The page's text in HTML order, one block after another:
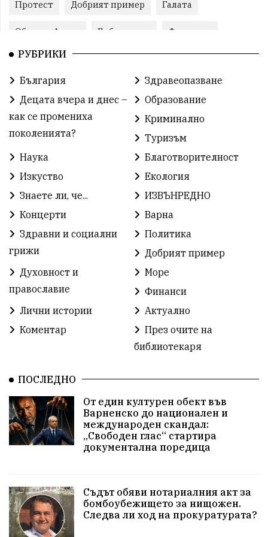
Протест Добрият пример Галата
Община Аврен Библиотека Фестивал
Финанси
Театър Спорт за деца История
Градски транспорт Нов протест
Безплатни прегледи Волейбол Карин дом
Зелена Енергия Ден на детето
Книги Ветрогенератори Девня
Ден на народните будители Изложба
Детски градини Богоявление
Разрушеното бомбоубежище
Избори 2026 Дарения
Концерт
едрогабаритни отпадъци
Културни и спортни събития Аспарухово
Безводие пожари Тенис Вълчи дол
Училища Лична инициатива Величие
Приют за кучета Култура и образование
РУБРИКИ
България
Здравеопазване
Децата вчера и днес –
как се промениха
поколенията?
Образование
Криминално
Туризъм
Наука
Благотворителност
Изкуство
Екология
Знаете ли, че...
ИЗВЪНРЕДНО
Концерти
Варна
Здравни и социални
грижи
Политика
Добрият пример
Духовност и
православие
Море
Финанси
Лични истории
Актуално
Коментар
През очите на
библиотекаря
ПОСЛЕДНО
От един културен обект във
Варненско до национален и
международен скандал:
„Свободен глас“ стартира
документална поредица
Съдът обяви нотариалния акт за
бомбоубежището за нищожен.
Следва ли ход на прокуратурата?